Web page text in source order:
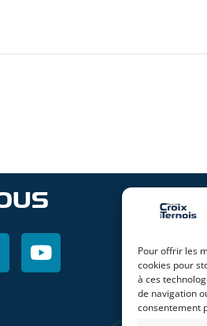
Pour offrir les
cookies pour
à ces
de navigation
consentement
Auto